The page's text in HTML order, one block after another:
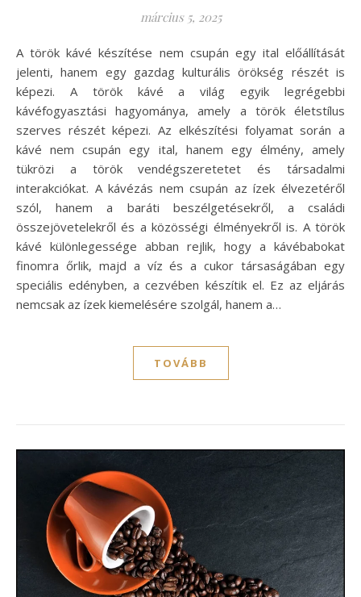
március 5, 2025
A török kávé készítése nem csupán egy ital előállítását
jelenti, hanem egy gazdag kulturális örökség részét is
képezi. A török kávé a világ egyik legrégebbi
kávéfogyasztási hagyománya, amely a török életstílus
szerves részét képezi. Az elkészítési folyamat során a
kávé nem csupán egy ital, hanem egy élmény, amely
tükrözi a török vendégszeretetet és társadalmi
interakciókat. A kávézás nem csupán az ízek élvezetéről
szól, hanem a baráti beszélgetésekről, a családi
összejövetelekről és a közösségi élményekről is. A török
kávé különlegessége abban rejlik, hogy a kávébabokat
finomra őrlik, majd a víz és a cukor társaságában egy
speciális edényben, a cezvében készítik el. Ez az eljárás
nemcsak az ízek kiemelésére szolgál, hanem a…
TOVÁBB